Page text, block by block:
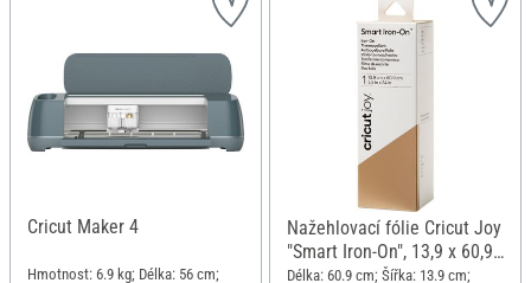
Cricut Maker 4
Hmotnost: 6.9 kg; Délka: 56 cm;
Nažehlovací fólie Cricut Joy
"Smart Iron-On", 13,9 x 60,9
cm, Zlatá
Délka: 60.9 cm; Šířka: 13.9 cm;